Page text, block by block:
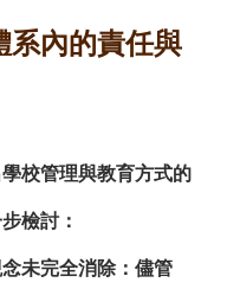
系內的責任與
校管理與教育方式的
檢討：
未完全消除：儘管